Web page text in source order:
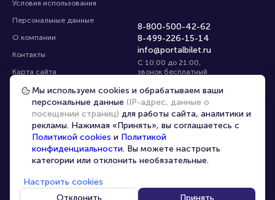
Условия использования
Персональные данные
О компании
Контакты
Карта сайта
Управление cookies
8-800-500-42-62
8-499-226-15-14
info@portalbilet.ru
С 10:00 до 21:00,
звонок бесплатный
Все площадки
Главная | Курск
© 2020 - 2026 portalbilet.ru Все права защищены
Мы используем cookies и обрабатываем ваши
персональные данные (IP-адрес, данные о
посещении страниц) для работы сайта, аналитики и
рекламы. Нажимая «Принять», вы соглашаетесь с
Политикой cookies и Политикой
конфиденциальности. Вы можете настроить
категории или отклонить необязательные.
Настроить cookies
Отклонить
Принять